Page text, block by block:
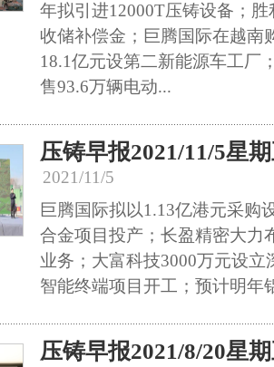
年拟引进12000T压铸设备；
收储补偿金；巨腾国际在越南
18.1亿元设第二新能源车工厂
售93.6万辆电动...
压铸早报2021/11/5星
2021/11/5
巨腾国际拟以1.13亿港元采购
合金项目投产；长盈精密大力
业务；大富科技3000万元设
智能终端项目开工；预计明年
压铸早报2021/8/20星